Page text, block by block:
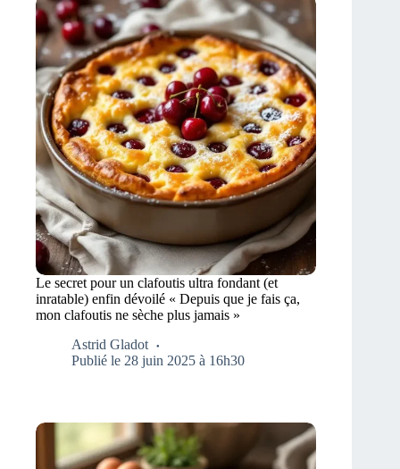
Le secret pour un clafoutis ultra fondant (et
inratable) enfin dévoilé « Depuis que je fais ça,
mon clafoutis ne sèche plus jamais »
Astrid Gladot
Publié le 28 juin 2025 à 16h30